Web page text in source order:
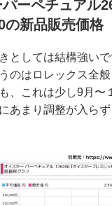
ーペチュアル
の新品販売価格
としては結構強い
のはロレックス全
、これは少し9月〜
あまり調整が入ら